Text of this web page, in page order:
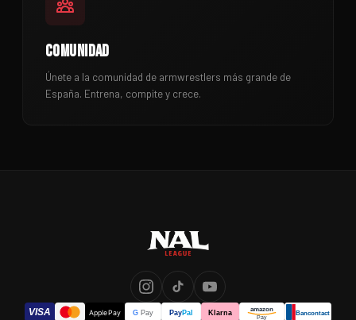
COMUNIDAD
Únete a la comunidad de armwrestlers más grande de
España. Entrena, compite y crece.
VISA Apple Pay GPay PayPal Klarna amazon
Pay
Bancontact